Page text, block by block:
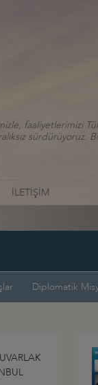
faaliyetlerimizi
sürdürüyoruz.
İLETİŞİM
Diplomatik